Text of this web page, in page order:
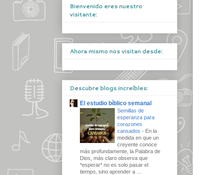
Bienvenido eres nuestro
visitante:
Ahora mismo nos visitan desde:
Descubre blogs increíbles:
El estudio bíblico semanal
Semillas de
esperanza para
corazones
cansados - En la
medida en que un
creyente conoce
más profundamente, la Palabra de
Dios, más claro observa que
*esperar* no es solo pasar el
tiempo, sino aprender a ...